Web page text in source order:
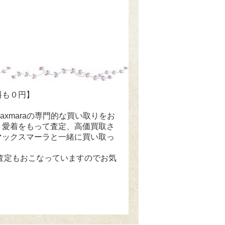
０円】
の専門的な買い取りをお
着をもって査定、高価買取さ
クスマーラと一緒に買い取っ
もおこなっていますのでお気